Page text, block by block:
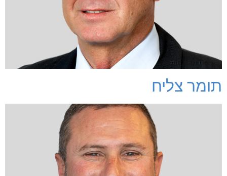
תומר צליח